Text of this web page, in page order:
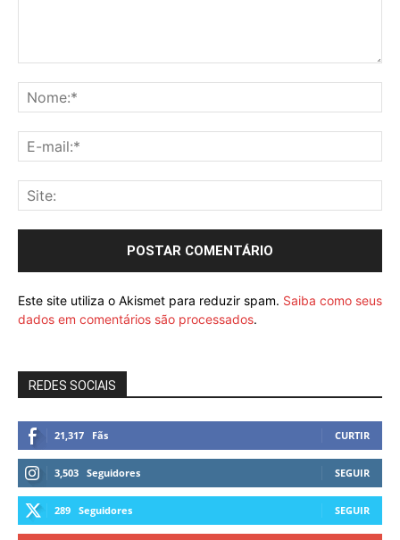
Este site utiliza o Akismet para reduzir spam. Saiba como seus
dados em comentários são processados.
REDES SOCIAIS
21,317 Fãs CURTIR
3,503 Seguidores SEGUIR
289 Seguidores SEGUIR